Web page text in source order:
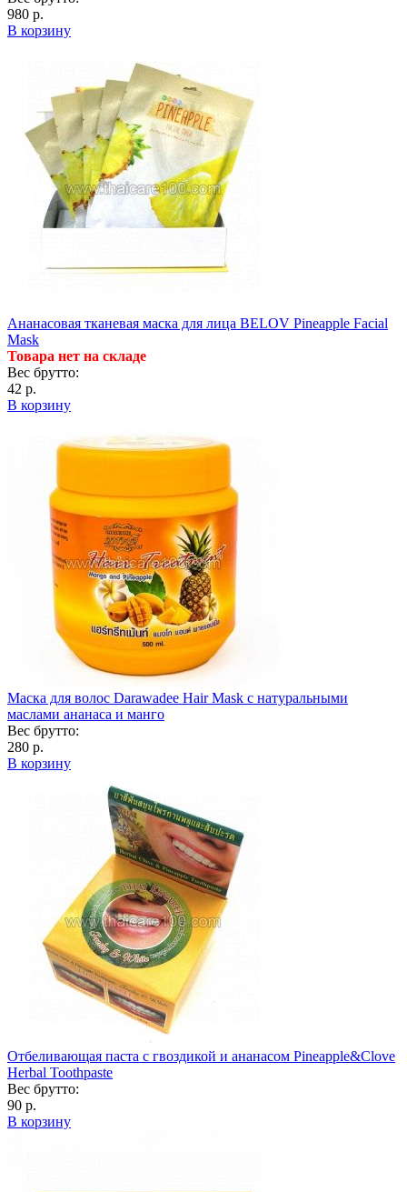
980 р.
В корзину
Ананасовая тканевая маска для лица BELOV Pineapple Facial
Mask
Товара нет на складе
Вес брутто:
42 р.
В корзину
Маска для волос Darawadee Hair Mask с натуральными
маслами ананаса и манго
Вес брутто:
280 р.
В корзину
Отбеливающая паста с гвоздикой и ананасом Pineapple&Clove
Herbal Toothpaste
Вес брутто:
90 р.
В корзину